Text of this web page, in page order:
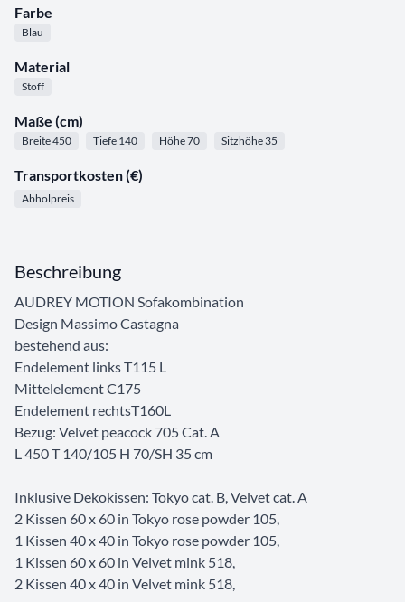
Farbe
Blau
Material
Stoff
Maße (cm)
Breite 450 Tiefe 140 Höhe 70 Sitzhöhe 35
Transportkosten (€)
Abholpreis
Beschreibung
AUDREY MOTION Sofakombination
Design Massimo Castagna
bestehend aus:
Endelement links T115 L
Mittelelement C175
Endelement rechtsT160L
Bezug: Velvet peacock 705 Cat. A
L 450 T 140/105 H 70/SH 35 cm
Inklusive Dekokissen: Tokyo cat. B, Velvet cat. A
2 Kissen 60 x 60 in Tokyo rose powder 105,
1 Kissen 40 x 40 in Tokyo rose powder 105,
1 Kissen 60 x 60 in Velvet mink 518,
2 Kissen 40 x 40 in Velvet mink 518,